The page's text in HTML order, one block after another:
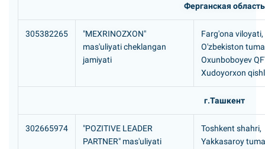
Ферганская область
305382265
"MEXRINOZXON"
mas'uliyati cheklangan
jamiyati
Farg'ona viloyati,
O'zbekiston
Oxunboboyev
Xudoyorxon
г.Ташкент
302665974
"POZITIVE LEADER
PARTNER" mas'uliyati
Toshkent shahri,
Yakkasaroy